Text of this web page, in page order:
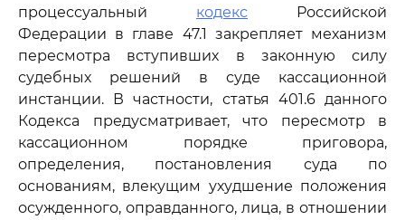
процессуальный кодекс Российской
Федерации в главе 47.1 закрепляет механизм
пересмотра вступивших в законную силу
судебных решений в суде кассационной
инстанции. В частности, статья 401.6 данного
Кодекса предусматривает, что пересмотр в
кассационном порядке приговора,
определения, постановления суда по
основаниям, влекущим ухудшение положения
осужденного, оправданного, лица, в отношении